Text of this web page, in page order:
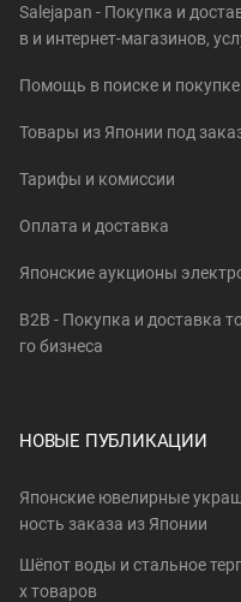
Salejapan - Покупка и
в и интернет-магазинов,
Помощь в поиске и
Товары из Японии под
Тарифы и комиссии
Оплата и доставка
Японские аукционы
B2B - Покупка и доставка
го бизнеса
НОВЫЕ ПУБЛИКАЦИИ
Японские ювелирные
ность заказа из Японии
Шёпот воды и стальное
х товаров